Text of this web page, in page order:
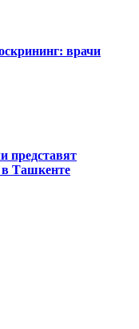
врачи
представят
в Ташкенте